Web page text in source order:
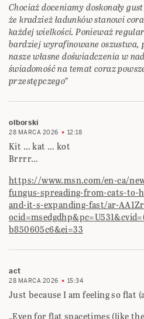
Chociaż doceniamy doskonały
że kradzież ładunków stanowi
każdej wielkości. Ponieważ
bardziej wyrafinowane
nasze własne doświadczenia w
świadomość na temat coraz
przestępczego”
olborski
28 MARCA 2026 12:18
Kit … kat … kot
Brrrr…
https://www.msn.com/en-ca/
fungus-spreading-from-cats-to-
and-it-s-expanding-fast/ar-
b850605c6&ei=33
act
28 MARCA 2026 15:34
Just because I am feeling so flat
„Even for flat spacetimes (like